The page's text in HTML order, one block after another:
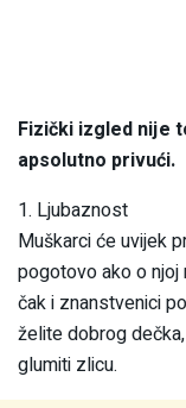
Fizički izgled nije
apsolutno privući.
1. Ljubaznost
Muškarci će uvijek
pogotovo ako o njoj
čak i znanstvenici
želite dobrog
glumiti zlicu.